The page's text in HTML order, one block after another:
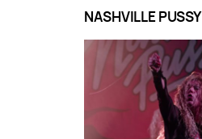
NASHVILLE PUSSY